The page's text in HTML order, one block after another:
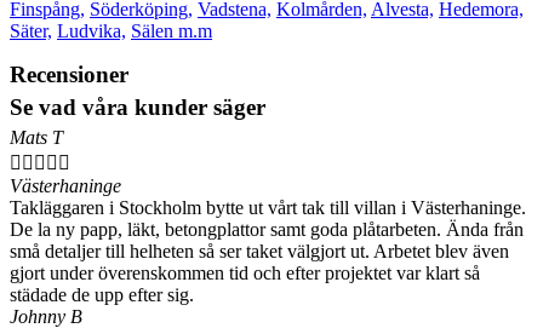
Finspång, Söderköping, Vadstena, Kolmården, Alvesta, Hedemora,
Säter, Ludvika, Sälen m.m
Recensioner
Se vad våra kunder säger
Mats T
    
Västerhaninge
Takläggaren i Stockholm bytte ut vårt tak till villan i Västerhaninge.
De la ny papp, läkt, betongplattor samt goda plåtarbeten. Ända från
små detaljer till helheten så ser taket välgjort ut. Arbetet blev även
gjort under överenskommen tid och efter projektet var klart så
städade de upp efter sig.
Johnny B